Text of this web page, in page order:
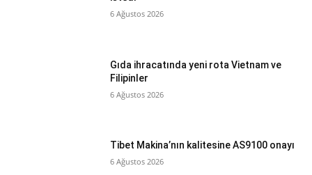
6 Ağustos 2026
Gıda ihracatında yeni rota Vietnam ve
Filipinler
6 Ağustos 2026
Tibet Makina’nın kalitesine AS9100 onayı
6 Ağustos 2026